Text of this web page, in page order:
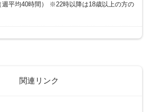
週平均40時間） ※22時以降は18歳以上の方の
関連リンク